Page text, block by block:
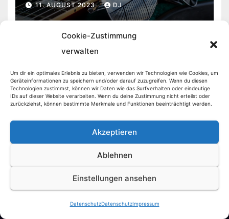
Cookie-Zustimmung
verwalten
Um dir ein optimales Erlebnis zu bieten, verwenden wir Technologien wie Cookies, um
Geräteinformationen zu speichern und/oder darauf zuzugreifen. Wenn du diesen
Technologien zustimmst, können wir Daten wie das Surfverhalten oder eindeutige
IDs auf dieser Website verarbeiten. Wenn du deine Zustimmung nicht erteilst oder
zurückziehst, können bestimmte Merkmale und Funktionen beeinträchtigt werden.
Akzeptieren
Ablehnen
Einstellungen ansehen
DatenschutzDatenschutzImpressum
11. AUGUST 2023 DJ
Markt Aktuell
Stolz präsentiert von WordPress
Themeansar
BüchermarktFinanzmarktHandymarkt